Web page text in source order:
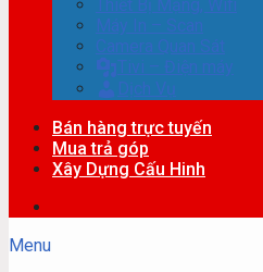
Bán hàng trực tuyến
Mua trả góp
Xây Dựng Cấu Hinh
Menu